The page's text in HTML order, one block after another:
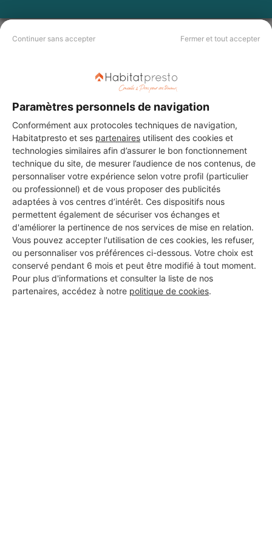
Continuer sans accepter Fermer et tout accepter
Paramètres personnels de navigation
Conformément aux protocoles techniques de navigation,
Habitatpresto et ses partenaires utilisent des cookies et
technologies similaires afin d’assurer le bon fonctionnement
technique du site, de mesurer l’audience de nos contenus, de
personnaliser votre expérience selon votre profil (particulier
ou professionnel) et de vous proposer des publicités
adaptées à vos centres d’intérêt. Ces dispositifs nous
permettent également de sécuriser vos échanges et
d'améliorer la pertinence de nos services de mise en relation.
Vous pouvez accepter l'utilisation de ces cookies, les refuser,
ou personnaliser vos préférences ci-dessous. Votre choix est
conservé pendant 6 mois et peut être modifié à tout moment.
Pour plus d'informations et consulter la liste de nos
partenaires, accédez à notre politique de cookies.
Les 4 autres Installateurs
Beaumes-de-Venise
Vallet Eric
Beaumes-de-Venise
19 ans d'expérience
Voir sa fiche
Electricite mead
Beaumes-de-Venise